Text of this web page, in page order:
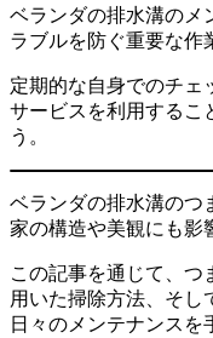
ベランダの排水溝のメ
ラブルを防ぐ重要な作
定期的な自身でのチェ
サービスを利用するこ
う。
ベランダの排水溝のつ
家の構造や美観にも影
この記事を通じて、つ
用いた掃除方法、そし
日々のメンテナンスを